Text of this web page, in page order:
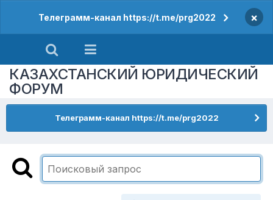
Телеграмм-канал https://t.me/prg2022 ×
КАЗАХСТАНСКИЙ ЮРИДИЧЕСКИЙ
ФОРУМ
Телеграмм-канал https://t.me/prg2022